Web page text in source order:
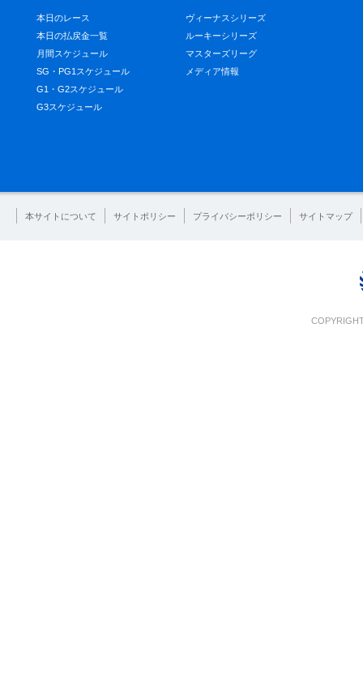
本日のレース
本日の払戻金一覧
月間スケジュール
SG・PG1スケジュール
G1・G2スケジュール
G3スケジュール
ヴィーナスシリーズ
ルーキーシリーズ
マスターズリーグ
メディア情報
本サイトについて サイトポリシー プライバシーポリシー サイトマップ